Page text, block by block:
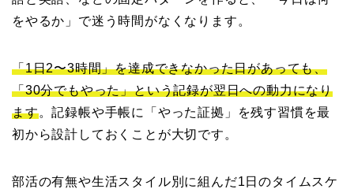
をやるか」で迷う時間がなくなります。
「1日2〜3時間」を達成できなかった日があっても、
「30分でもやった」という記録が翌日への動力になり
ます。記録帳や手帳に「やった証拠」を残す習慣を最
初から設計しておくことが大切です。
部活の有無や生活スタイル別に組んだ1日のタイムスケ